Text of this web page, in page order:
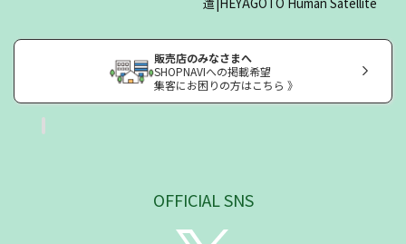
販売店のみなさまへ
SHOPNAVIへの掲載希望
集客にお困りの方はこちら 》
OFFICIAL SNS